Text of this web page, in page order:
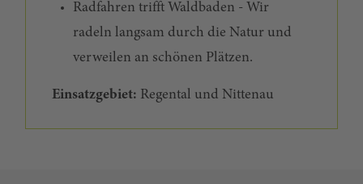
Radfahren trifft Waldbaden - Wir
radeln langsam durch die Natur und
verweilen an schönen Plätzen.
Einsatzgebiet: Regental und Nittenau